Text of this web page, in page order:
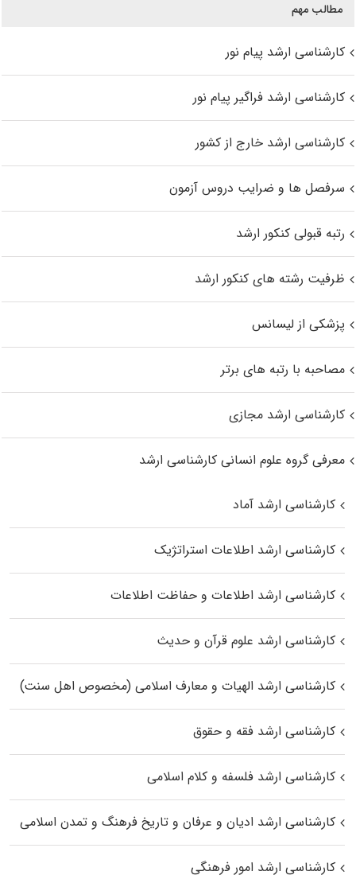
مطالب مهم
کارشناسی ارشد پیام نور
کارشناسی ارشد فراگیر پیام نور
کارشناسی ارشد خارج از کشور
سرفصل ها و ضرایب دروس آزمون
رتبه قبولی کنکور ارشد
ظرفیت رشته های کنکور ارشد
پزشکی از لیسانس
مصاحبه با رتبه های برتر
کارشناسی ارشد مجازی
معرفی گروه علوم انسانی کارشناسی ارشد
کارشناسی ارشد آماد
کارشناسی ارشد اطلاعات استراتژیک
کارشناسی ارشد اطلاعات و حفاظت اطلاعات
کارشناسی ارشد علوم قرآن و حدیث
کارشناسی ارشد الهیات و معارف اسلامی (مخصوص اهل سنت)
کارشناسی ارشد فقه و حقوق
کارشناسی ارشد فلسفه و کلام اسلامی
کارشناسی ارشد ادیان و عرفان و تاریخ فرهنگ و تمدن اسلامی
کارشناسی ارشد امور فرهنگی